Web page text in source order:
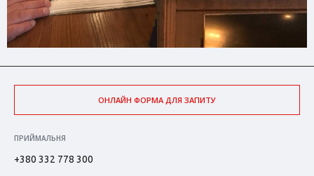
ОНЛАЙН ФОРМА ДЛЯ ЗАПИТУ
ПРИЙМАЛЬНЯ
+380 332 778 300